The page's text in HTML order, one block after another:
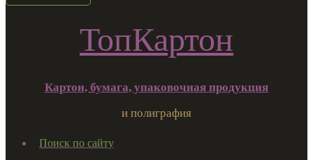
ТопКартон
Картон, бумага, упаковочная продукция
и полиграфия
Поиск по сайту